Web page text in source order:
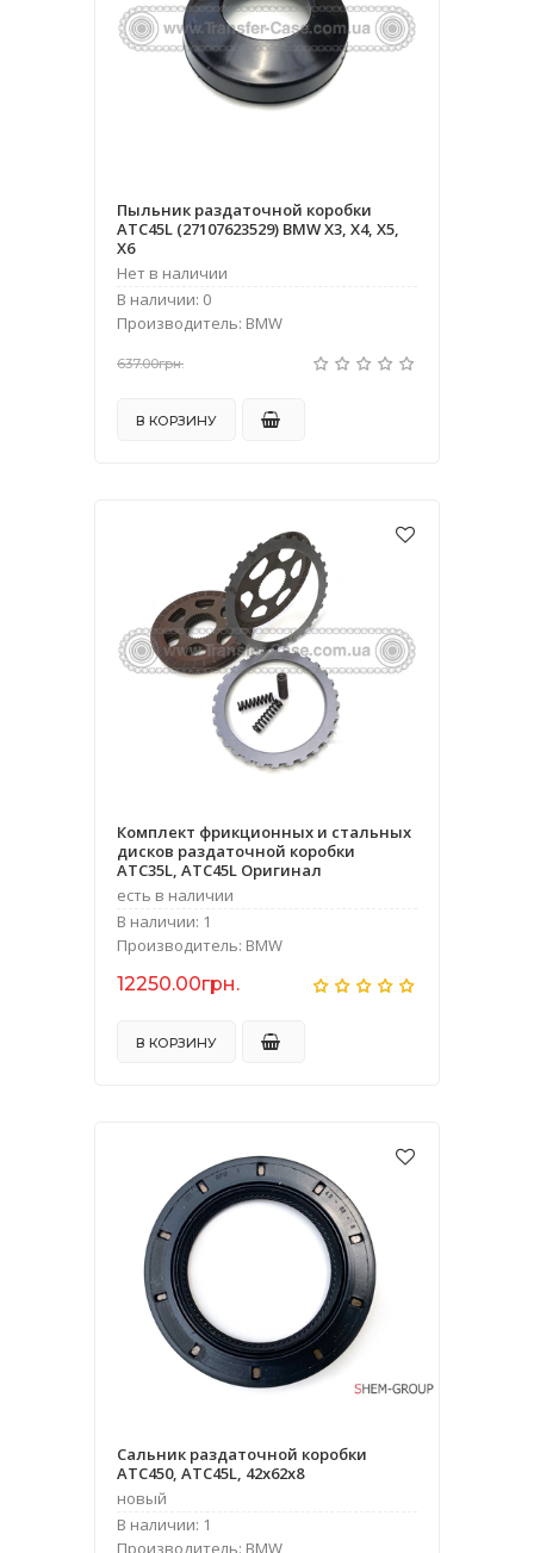
Пыльник раздаточной коробки
ATC45L (27107623529) BMW X3, X4, X5,
X6
Нет в наличии
В наличии: 0
Производитель: BMW
637.00грн.
В КОРЗИНУ
Комплект фрикционных и стальных
дисков раздаточной коробки
ATC35L, ATC45L Оригинал
есть в наличии
В наличии: 1
Производитель: BMW
12250.00грн.
В КОРЗИНУ
Сальник раздаточной коробки
ATC450, ATC45L, 42x62x8
новый
В наличии: 1
Производитель: BMW